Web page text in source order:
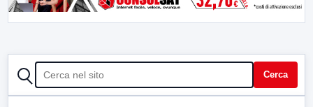
CERCA Cerca